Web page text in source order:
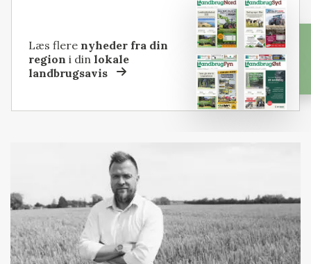
Læs flere nyheder fra din
region i dinlokale
landbrugsavis